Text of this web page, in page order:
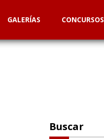
GALERÍAS CONCURSOS
Buscar